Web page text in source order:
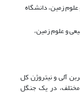
زمین، دانشگاه
و علوم زمین،
آلی و نیتروژن کل
در یک جنگل